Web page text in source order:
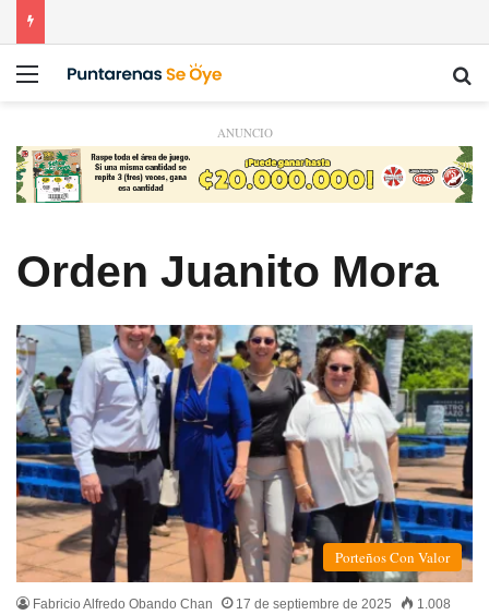
Menú
ANUNCIO
Orden Juanito Mora
Porteños Con Valor
Fabricio Alfredo Obando Chan 17 de septiembre de 2025 1.008